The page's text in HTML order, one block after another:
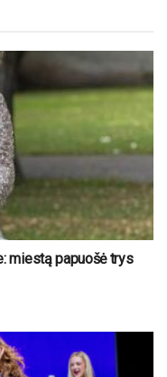
miestą papuošė trys